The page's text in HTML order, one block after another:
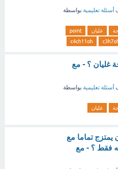
أسئلة تعليمية بواسطة
غليان
point
c4ch11oh
غليان ؟ - مع
أسئلة تعليمية بواسطة
غليان
تماما مع
فقط ؟ - مع